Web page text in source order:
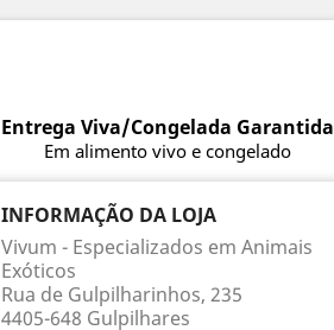
Entrega Viva/Congelada Garantida
Em alimento vivo e congelado
INFORMAÇÃO DA LOJA
Vivum - Especializados em Animais
Exóticos
Rua de Gulpilharinhos, 235
4405-648 Gulpilhares